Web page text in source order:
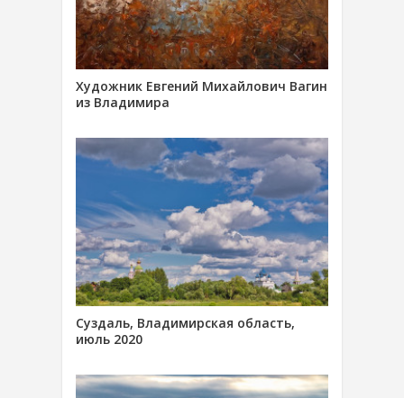
Художник Евгений Михайлович Вагин
из Владимира
Суздаль, Владимирская область,
июль 2020